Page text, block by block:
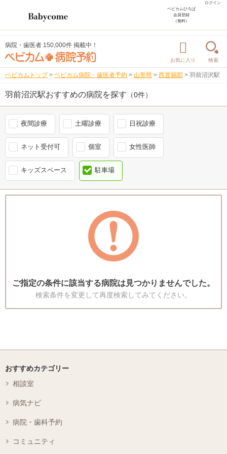
ログイン
ベビカムひろば
会員登録
（無料）
病院・歯医者 150,000件 掲載中！
お気に入り 検索
ベビカムトップ > ベビカム病院・歯医者予約 > 山形県 > 西置賜郡 > 羽前沼沢駅
羽前沼沢駅おすすめの病院を探す （0件）
夜間診療 土曜診療 日祝診療
ネット受付可 個室 女性医師
キッズスペース 駐車場
ご指定の条件に該当する病院は見つかりませんでした。
検索条件を変更して再度検索してみてください。
おすすめカテゴリー
相談室
病気ナビ
病院・歯科予約
コミュニティ